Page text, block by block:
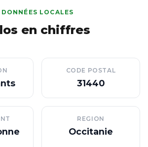
DONNÉES LOCALES
en chiffres
CODE POSTAL
31440
REGION
Occitanie